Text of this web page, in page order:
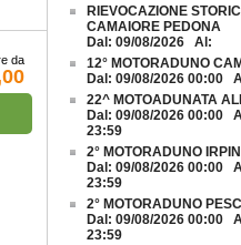
da
RIEVOCAZIONE
CAMAIORE PEDONA
Dal: 09/08/2026 Al:
12° MOTORADUNO
Dal: 09/08/2026 00:00
22^ MOTOADUNATA
Dal: 09/08/2026 00:00
23:59
2° MOTORADUNO
Dal: 09/08/2026 00:00
23:59
2° MOTORADUNO
Dal: 09/08/2026 00:00
23:59